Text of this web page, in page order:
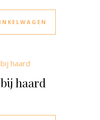
haard